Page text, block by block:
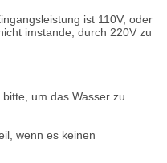
ist 110V, oder
imstande, durch 220V zu
um das Wasser zu
wenn es keinen